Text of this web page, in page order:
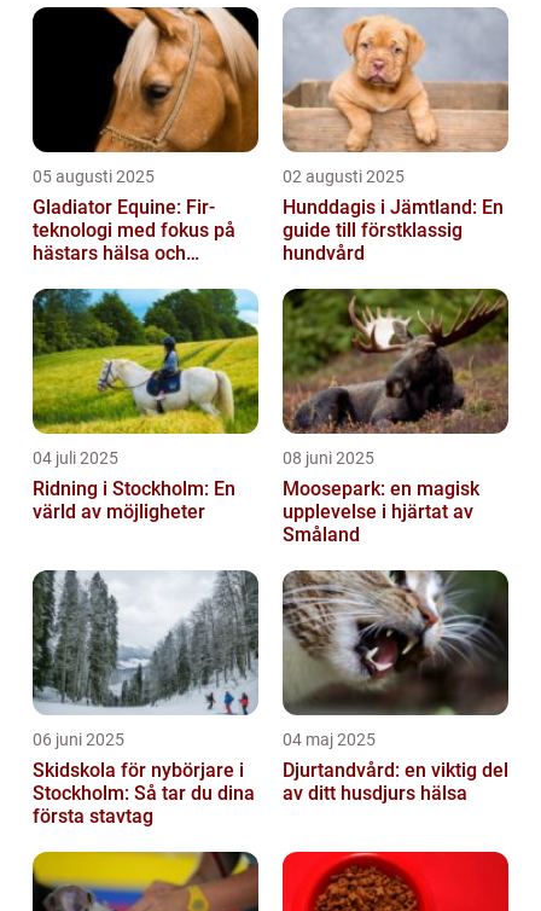
05 augusti 2025
Gladiator Equine: Fir-
teknologi med fokus på
hästars hälsa och
02 augusti 2025
Hunddagis i Jämtland: En
guide till förstklassig
hundvård
04 juli 2025
Ridning i Stockholm: En
värld av möjligheter
08 juni 2025
Moosepark: en magisk
upplevelse i hjärtat av
Småland
06 juni 2025
Skidskola för nybörjare i
Stockholm: Så tar du dina
första stavtag
04 maj 2025
Djurtandvård: en viktig del
av ditt husdjurs hälsa